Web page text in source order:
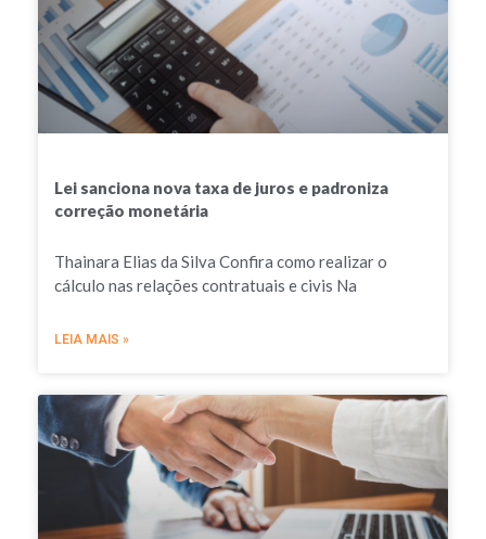
Lei sanciona nova taxa de juros e padroniza
correção monetária
Thainara Elias da Silva Confira como realizar o
cálculo nas relações contratuais e civis Na
LEIA MAIS »